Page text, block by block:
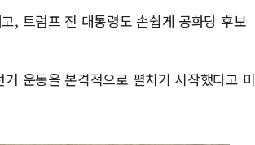
, 트럼프 전 대통령도 손쉽게 공화당 후보
운동을 본격적으로 펼치기 시작했다고 미